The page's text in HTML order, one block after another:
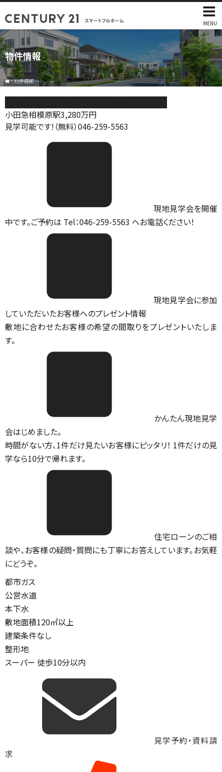
MENU
物件情報
>物件情報
小田急相模原駅3,280万円
見学可能です!（無料）046-259-5563
現地見学会を開催
中です。ご予約は Tel：046-259-5563 へお電話ください！
現地見学会に参加
していただいたお客様へのプレゼント情報
敷地に合わせたお客様の希望の間取りをプレゼントいたしま
す。
かんたん現地見学
会はじめました。
時間がない方、1件だけ見たいお客様にピッタリ！ 1件だけの見
学なら10分で帰れます。
住宅ローンのご相
談や、お客様の疑問・質問にも丁寧にお答えしています。お気軽
にどうぞ。
都市ガス
公営水道
本下水
敷地面積120㎡以上
建築条件なし
整形地
スーパー 徒歩10分以内
見学予約・資料請
求